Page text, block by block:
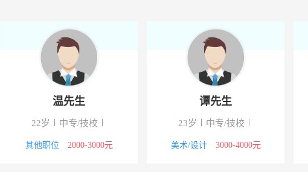
温先生
22岁 中专/技校
其他职位 2000-3000元
谭先生
23岁 中专/技校
美术/设计 3000-4000元